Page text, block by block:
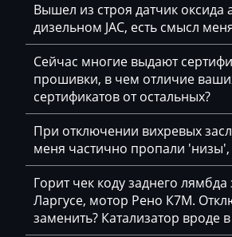
Genie
Genset
GMC
Great Wall
Grove
Groz
Hafei
Haima
Вышел из строя датчик оксида
дизельном JAC, есть смысл
Сейчас многие выдают
прошивки, в чем отличие
сертификатов от остальных?
При отключении вихревых
меня частично пропали 'низы',
Горит чек коду заднего лямбда
Ларгусе, мотор Рено К7М.
заменить? Катализатор вроде